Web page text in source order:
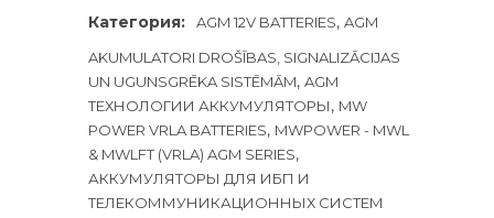
Категория:
AGM 12V BATTERIES, AGM
AKUMULATORI DROŠĪBAS, SIGNALIZĀCIJAS
UN UGUNSGRĒKA SISTĒMĀM, AGM
ТЕХНОЛОГИИ АККУМУЛЯТОРЫ, MW
POWER VRLA BATTERIES, MWPOWER - MWL
& MWLFT (VRLA) AGM SERIES,
АККУМУЛЯТОРЫ ДЛЯ ИБП И
ТЕЛЕКОММУНИКАЦИОННЫХ СИСТЕМ